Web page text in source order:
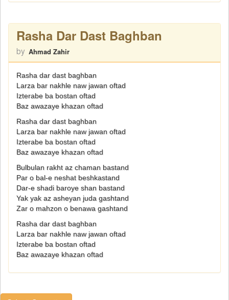
Rasha Dar Dast Baghban
by Ahmad Zahir
Rasha dar dast baghban
Larza bar nakhle naw jawan oftad
Izterabe ba bostan oftad
Baz awazaye khazan oftad
Rasha dar dast baghban
Larza bar nakhle naw jawan oftad
Izterabe ba bostan oftad
Baz awazaye khazan oftad
Bulbulan rakht az chaman bastand
Par o bal-e neshat beshkastand
Dar-e shadi baroye shan bastand
Yak yak az asheyan juda gashtand
Zar o mahzon o benawa gashtand
Rasha dar dast baghban
Larza bar nakhle naw jawan oftad
Izterabe ba bostan oftad
Baz awazaye khazan oftad